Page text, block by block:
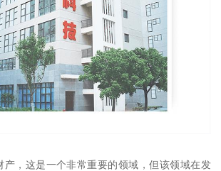
产，这是一个非常重要的领域，但该领域在发